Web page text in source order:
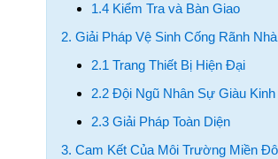
1.4 Kiểm Tra và Bàn Giao
2. Giải Pháp Vệ Sinh Cống Rãnh
2.1 Trang Thiết Bị Hiện Đại
2.2 Đội Ngũ Nhân Sự Giàu Kinh
2.3 Giải Pháp Toàn Diện
3. Cam Kết Của Môi Trường Miền